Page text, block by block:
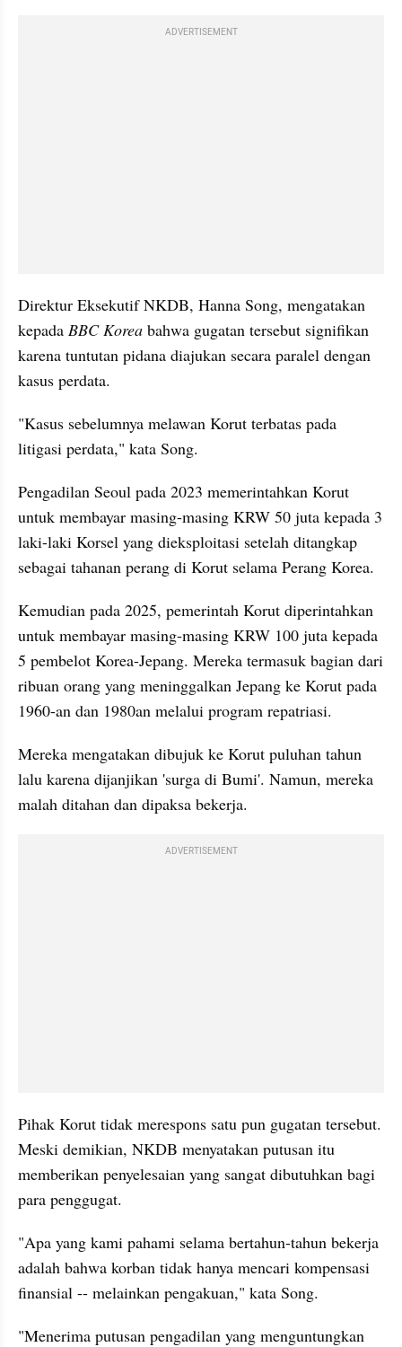
ADVERTISEMENT
Direktur Eksekutif NKDB, Hanna Song, mengatakan
kepada BBC Korea bahwa gugatan tersebut signifikan
karena tuntutan pidana diajukan secara paralel dengan
kasus perdata.
"Kasus sebelumnya melawan Korut terbatas pada
litigasi perdata," kata Song.
Pengadilan Seoul pada 2023 memerintahkan Korut
untuk membayar masing-masing KRW 50 juta kepada 3
laki-laki Korsel yang dieksploitasi setelah ditangkap
sebagai tahanan perang di Korut selama Perang Korea.
Kemudian pada 2025, pemerintah Korut diperintahkan
untuk membayar masing-masing KRW 100 juta kepada
5 pembelot Korea-Jepang. Mereka termasuk bagian dari
ribuan orang yang meninggalkan Jepang ke Korut pada
1960-an dan 1980an melalui program repatriasi.
Mereka mengatakan dibujuk ke Korut puluhan tahun
lalu karena dijanjikan 'surga di Bumi'. Namun, mereka
malah ditahan dan dipaksa bekerja.
ADVERTISEMENT
Pihak Korut tidak merespons satu pun gugatan tersebut.
Meski demikian, NKDB menyatakan putusan itu
memberikan penyelesaian yang sangat dibutuhkan bagi
para penggugat.
"Apa yang kami pahami selama bertahun-tahun bekerja
adalah bahwa korban tidak hanya mencari kompensasi
finansial -- melainkan pengakuan," kata Song.
"Menerima putusan pengadilan yang menguntungkan